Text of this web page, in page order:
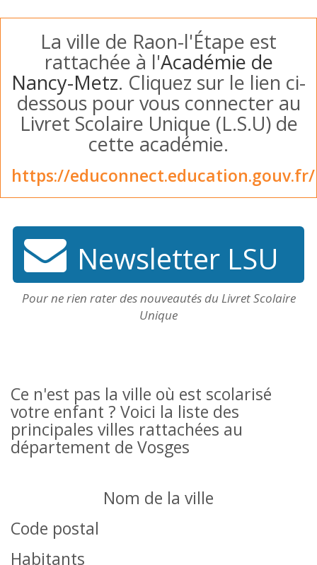
La ville de Raon-l'Étape est
rattachée à l'Académie de
Nancy-Metz. Cliquez sur le lien ci-
dessous pour vous connecter au
Livret Scolaire Unique (L.S.U) de
cette académie.
https://educonnect.education.gouv.fr/
Newsletter LSU
Pour ne rien rater des nouveautés du Livret Scolaire
Unique
Ce n'est pas la ville où est scolarisé
votre enfant ? Voici la liste des
principales villes rattachées au
département de Vosges
Nom de la ville
Code postal
Habitants